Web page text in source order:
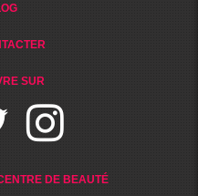
SUR
DE BEAUTÉ